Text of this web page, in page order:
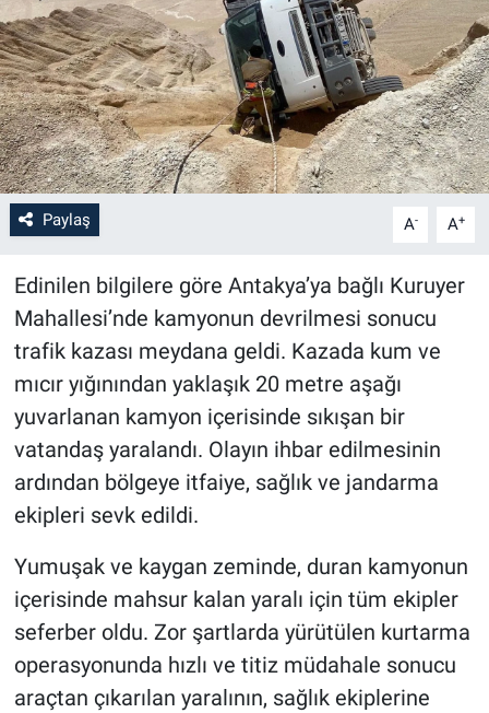
Paylaş A- A+
Edinilen bilgilere göre Antakya’ya bağlı Kuruyer
Mahallesi’nde kamyonun devrilmesi sonucu
trafik kazası meydana geldi. Kazada kum ve
mıcır yığınından yaklaşık 20 metre aşağı
yuvarlanan kamyon içerisinde sıkışan bir
vatandaş yaralandı. Olayın ihbar edilmesinin
ardından bölgeye itfaiye, sağlık ve jandarma
ekipleri sevk edildi.
Yumuşak ve kaygan zeminde, duran kamyonun
içerisinde mahsur kalan yaralı için tüm ekipler
seferber oldu. Zor şartlarda yürütülen kurtarma
operasyonunda hızlı ve titiz müdahale sonucu
araçtan çıkarılan yaralının, sağlık ekiplerine